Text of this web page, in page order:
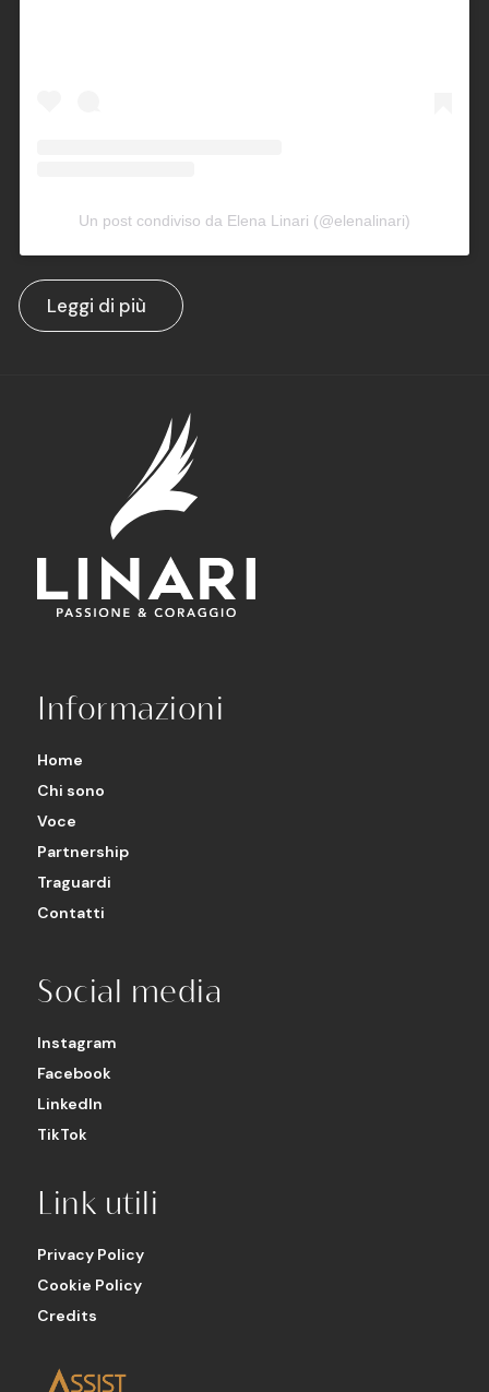
Un post condiviso da Elena Linari (@elenalinari)
Leggi di più
Informazioni
Home
Chi sono
Voce
Partnership
Traguardi
Contatti
Social media
Instagram
Facebook
LinkedIn
TikTok
Link utili
Privacy Policy
Cookie Policy
Credits